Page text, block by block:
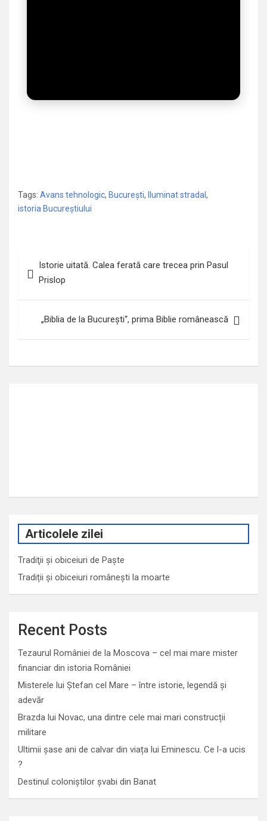
Tags: Avans tehnologic, București, Iluminat stradal,
istoria Bucureștiului
în
Istorie uitată. Calea ferată care trecea prin Pasul
Prislop
„Biblia de la București“, prima Biblie românească
Articolele zilei
Tradiţii şi obiceiuri de Paşte
Tradiții și obiceiuri românești la moarte
Recent Posts
Tezaurul României de la Moscova – cel mai mare mister
financiar din istoria României
Misterele lui Ștefan cel Mare – între istorie, legendă și
adevăr
Brazda lui Novac, una dintre cele mai mari construcții
militare
Ultimii șase ani de calvar din viața lui Eminescu. Ce l-a ucis
?
Destinul coloniștilor șvabi din Banat